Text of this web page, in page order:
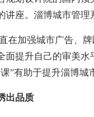
讲座。淄博城市管理
加强城市广告、牌
面提升自己的审美
”有助于提升淄博城
出品质